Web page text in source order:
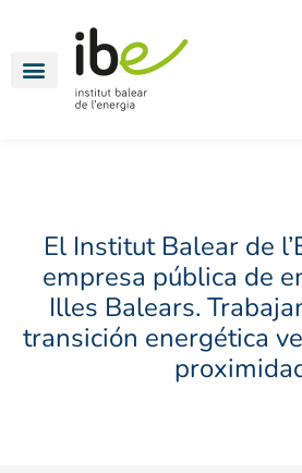
El Institut Balear de
empresa pública de
Illes Balears.
transición energética